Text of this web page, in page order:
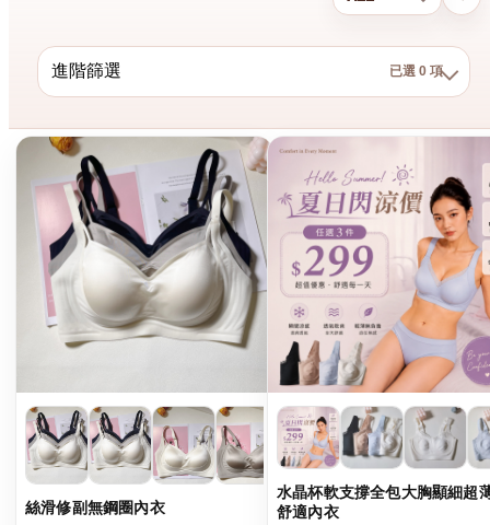
進階篩選 已選 0 項
絲滑修副無鋼圈內衣
水晶杯軟支撐全包大胸顯細超
舒適內衣